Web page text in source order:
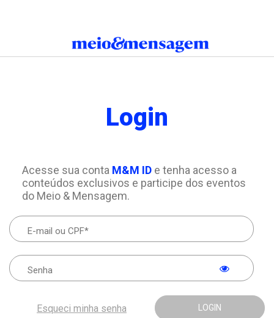
Login
Acesse sua conta M&M IDe tenha acesso a
conteúdos exclusivos e participe dos eventos
do Meio & Mensagem.
LOGIN
Esqueci minha senha